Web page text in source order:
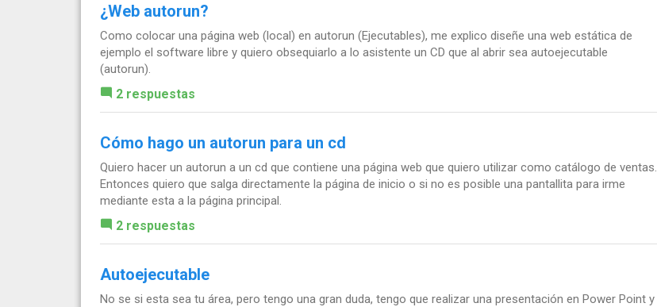
¿Web autorun?
Como colocar una página web (local) en autorun (Ejecutables), me explico diseñe una web estática de
ejemplo el software libre y quiero obsequiarlo a lo asistente un CD que al abrir sea autoejecutable
(autorun).
2 respuestas
Cómo hago un autorun para un cd
Quiero hacer un autorun a un cd que contiene una página web que quiero utilizar como catálogo de ventas.
Entonces quiero que salga directamente la página de inicio o si no es posible una pantallita para irme
mediante esta a la página principal.
2 respuestas
Autoejecutable
No se si esta sea tu área, pero tengo una gran duda, tengo que realizar una presentación en Power Point y